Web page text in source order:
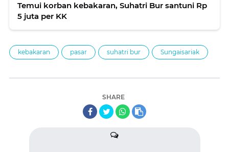
Temui korban kebakaran, Suhatri Bur santuni Rp
5 juta per KK
kebakaran pasar suhatri bur Sungaisariak
SHARE